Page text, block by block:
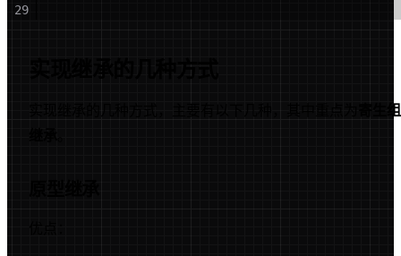
29
实现继承的几种方式
实现继承的几种方式，主要有以下几种，其中重点为
寄生